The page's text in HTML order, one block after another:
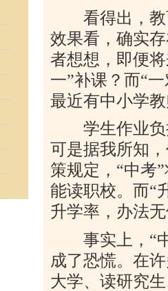
看得出，教
效果看，确实
者想想，即便
一”补课？而“
最近有中小学
学生作业负
可是据我所知
策规定，“中考
能读职校。而“
升学率，办法
事实上，“中
成了恐慌。在
大学、读研究